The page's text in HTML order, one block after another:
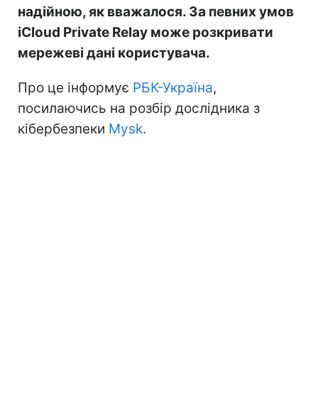
надійною, як вважалося. За певних умов
iCloud Private Relay може розкривати
мережеві дані користувача.
Про це інформує РБК-Україна,
посилаючись на розбір дослідника з
кібербезпеки Mysk.